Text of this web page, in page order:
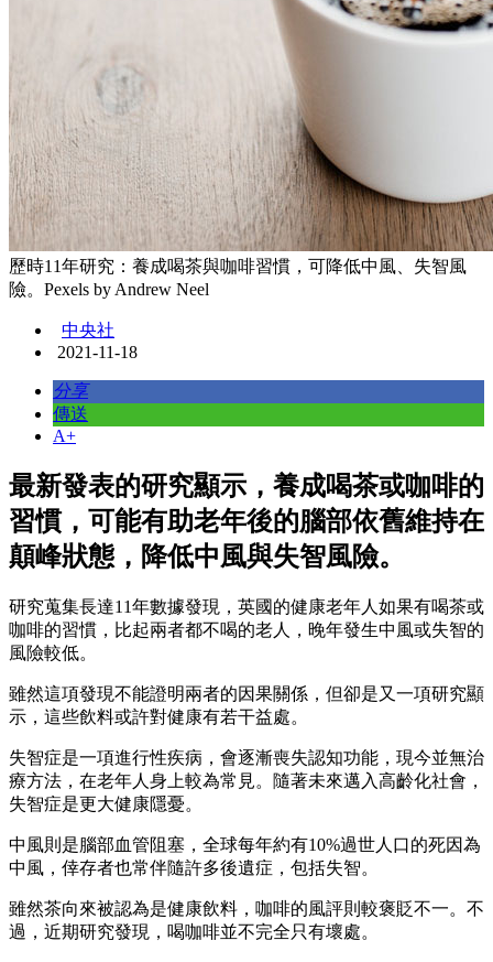
歷時11年研究：養成喝茶與咖啡習慣，可降低中風、失智風
險。Pexels by Andrew Neel
中央社
2021-11-18
分享
傳送
A+
最新發表的研究顯示，養成喝茶或咖啡的
習慣，可能有助老年後的腦部依舊維持在
顛峰狀態，降低中風與失智風險。
研究蒐集長達11年數據發現，英國的健康老年人如果有喝茶或
咖啡的習慣，比起兩者都不喝的老人，晚年發生中風或失智的
風險較低。
雖然這項發現不能證明兩者的因果關係，但卻是又一項研究顯
示，這些飲料或許對健康有若干益處。
失智症是一項進行性疾病，會逐漸喪失認知功能，現今並無治
療方法，在老年人身上較為常見。隨著未來邁入高齡化社會，
失智症是更大健康隱憂。
中風則是腦部血管阻塞，全球每年約有10%過世人口的死因為
中風，倖存者也常伴隨許多後遺症，包括失智。
雖然茶向來被認為是健康飲料，咖啡的風評則較褒貶不一。不
過，近期研究發現，喝咖啡並不完全只有壞處。